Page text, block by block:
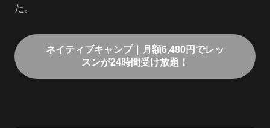
た。
ネイティブキャンプ｜月額6,480円でレッ
スンが24時間受け放題！